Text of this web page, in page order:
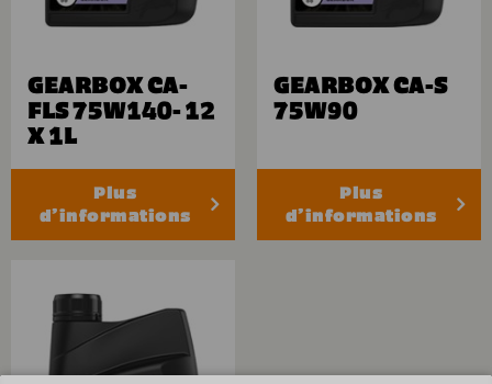
GEARBOX CA-
FLS 75W140- 12
X 1L
Plus
d’informations
GEARBOX CA-S
75W90
Plus
d’informations